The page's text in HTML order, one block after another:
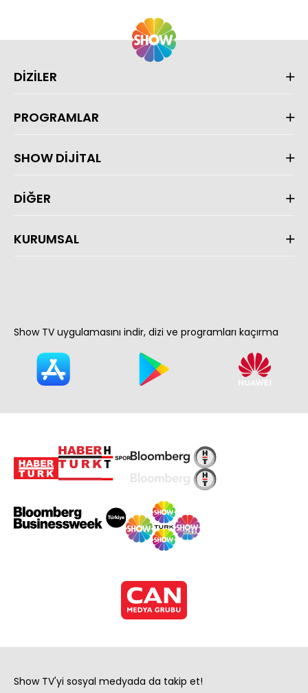
DİZİLER
PROGRAMLAR
SHOW DİJİTAL
DİĞER
KURUMSAL
Show TV uygulamasını indir, dizi ve programları kaçırma
Show TV'yi sosyal medyada da takip et!